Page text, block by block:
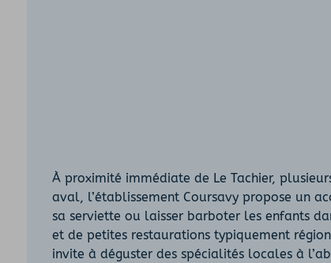
À proximité immédiate de Le Tachier,
aval, l’établissement Coursavy propose un
sa serviette ou laisser barboter les enfants
et de petites restaurations typiquement
invite à déguster des spécialités locales à